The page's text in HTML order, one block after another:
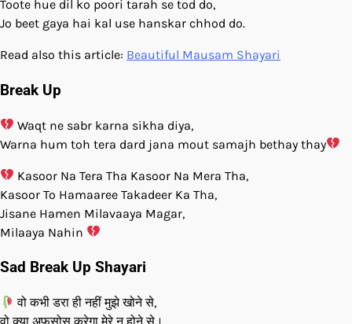
Toote hue dil ko poori tarah se tod do,
Jo beet gaya hai kal use hanskar chhod do.
Read also this article: Beautiful Mausam Shayari
Break Up
Waqt ne sabr karna sikha diya,
Warna hum toh tera dard jana mout samajh bethay thay
Kasoor Na Tera Tha Kasoor Na Mera Tha,
Kasoor To Hamaaree Takadeer Ka Tha,
Jisane Hamen Milavaaya Magar,
Milaaya Nahin
Sad Break Up Shayari
वो कभी डरा ही नहीं मुझे खोने से,